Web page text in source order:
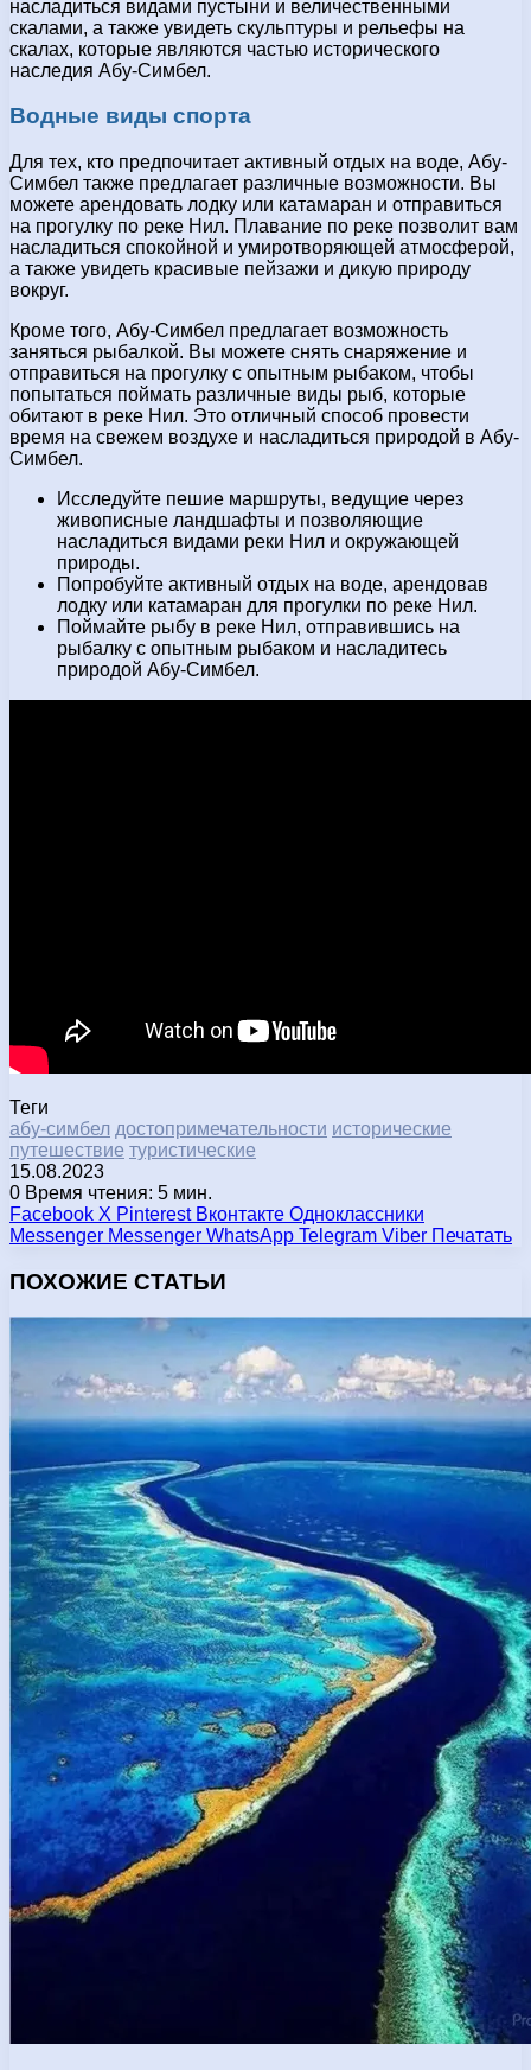
насладиться видами пустыни и величественными
скалами, а также увидеть скульптуры и рельефы на
скалах, которые являются частью исторического
наследия Абу-Симбел.
Водные виды спорта
Для тех, кто предпочитает активный отдых на воде, Абу-
Симбел также предлагает различные возможности. Вы
можете арендовать лодку или катамаран и отправиться
на прогулку по реке Нил. Плавание по реке позволит вам
насладиться спокойной и умиротворяющей атмосферой,
а также увидеть красивые пейзажи и дикую природу
вокруг.
Кроме того, Абу-Симбел предлагает возможность
заняться рыбалкой. Вы можете снять снаряжение и
отправиться на прогулку с опытным рыбаком, чтобы
попытаться поймать различные виды рыб, которые
обитают в реке Нил. Это отличный способ провести
время на свежем воздухе и насладиться природой в Абу-
Симбел.
Исследуйте пешие маршруты, ведущие через
живописные ландшафты и позволяющие
насладиться видами реки Нил и окружающей
природы.
Попробуйте активный отдых на воде, арендовав
лодку или катамаран для прогулки по реке Нил.
Поймайте рыбу в реке Нил, отправившись на
рыбалку с опытным рыбаком и насладитесь
природой Абу-Симбел.
Теги
абу-симбел достопримечательности исторические
путешествие туристические
15.08.2023
0 Время чтения: 5 мин.
Facebook X Pinterest Вконтакте Одноклассники
Messenger Messenger WhatsApp Telegram Viber Печатать
ПОХОЖИЕ СТАТЬИ